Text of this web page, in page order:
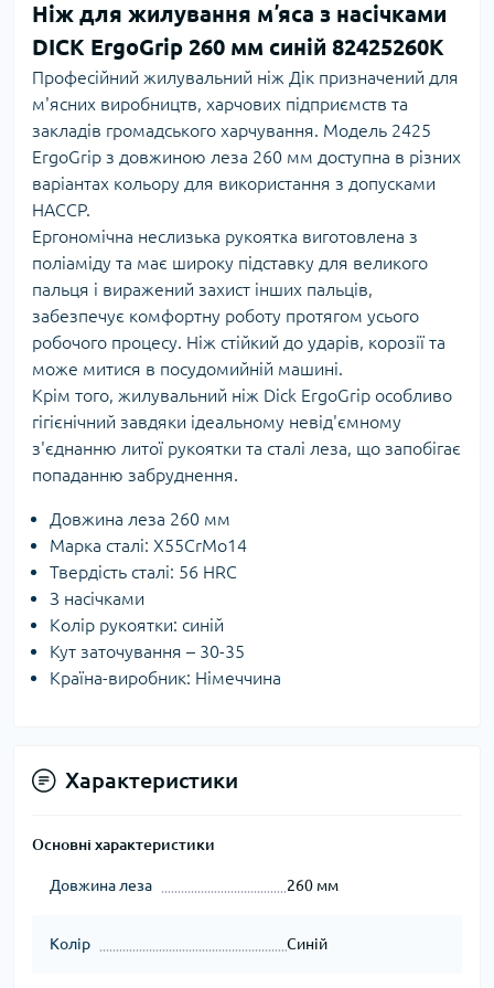
Ніж для жилування мʼяса з насічками
DICK ErgoGrip 260 мм синій 82425260K
Професійний жилувальний ніж Дік призначений для
м'ясних виробництв, харчових підприємств та
закладів громадського харчування. Модель 2425
ErgoGrip з довжиною леза 260 мм доступна в різних
варіантах кольору для використання з допусками
HACCP.
Ергономічна неслизька рукоятка виготовлена з
поліаміду та має широку підставку для великого
пальця і ​​виражений захист інших пальців,
забезпечує комфортну роботу протягом усього
робочого процесу. Ніж стійкий до ударів, корозії та
може митися в посудомийній машині.
Крім того, жилувальний ніж Dick ErgoGrip особливо
гігієнічний завдяки ідеальному невід'ємному
з'єднанню литої рукоятки та сталі леза, що запобігає
попаданню забруднення.
Довжина леза 260 мм
Марка сталі: X55CrMo14
Твердість сталі: 56 HRC
З насічками
Колір рукоятки: синій
Кут заточування – 30-35
Країна-виробник: Німеччина
Характеристики
Основні характеристики
Довжина леза 260 мм
Колір Синій